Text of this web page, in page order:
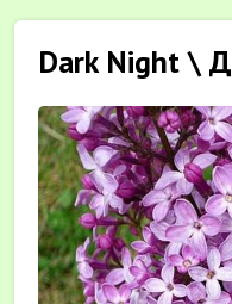
Dark Night \